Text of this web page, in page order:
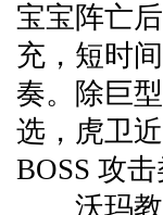
宝宝阵亡
充，短时
奏。除巨
选，虎卫
BOSS 攻
沃玛教